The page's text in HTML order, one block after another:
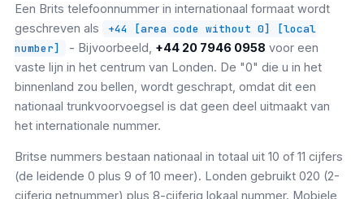
Een Brits telefoonnummer in internationaal formaat wordt
geschreven als
+44 [area code without 0] [local
number]
- Bijvoorbeeld, +44 20 7946 0958 voor een
vaste lijn in het centrum van Londen. De "0" die u in het
binnenland zou bellen, wordt geschrapt, omdat dit een
nationaal trunkvoorvoegsel is dat geen deel uitmaakt van
het internationale nummer.
Britse nummers bestaan ​​nationaal in totaal uit 10 of 11 cijfers
(de leidende 0 plus 9 of 10 meer). Londen gebruikt 020 (2-
cijferig netnummer) plus 8-cijferig lokaal nummer. Mobiele